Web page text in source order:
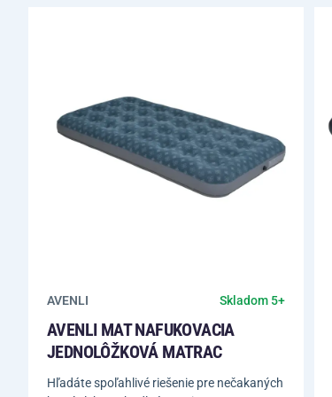
AVENLI Skladom 5+
AVENLI MAT NAFUKOVACIA
JEDNOLÔŽKOVÁ MATRAC
Hľadáte spoľahlivé riešenie pre nečakaných